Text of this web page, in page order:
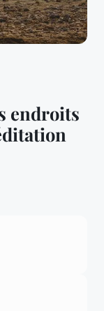
endroits